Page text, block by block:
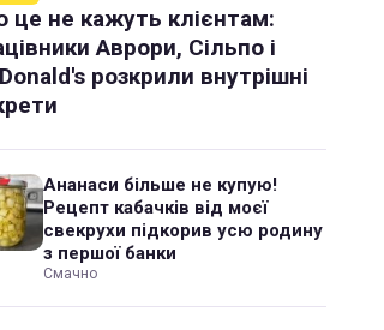
це не кажуть клієнтам:
Аврори, Сільпо і
розкрили внутрішні
Ананаси більше не купую!
Рецепт кабачків від моєї
свекрухи підкорив усю родину
з першої банки
Смачно